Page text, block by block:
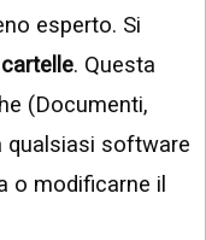
esperto. Si
. Questa
(Documenti,
qualsiasi software
o modificarne il